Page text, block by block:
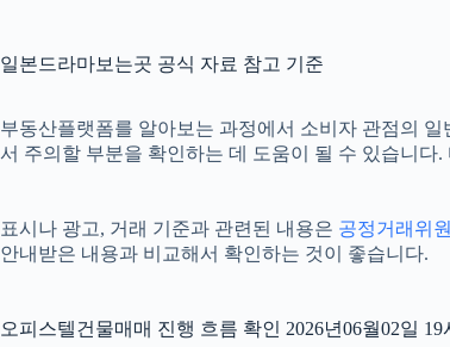
일본드라마보는곳 공식 자료 참고 기준
부동산플랫폼를 알아보는 과정에서 소비자 관점의
서 주의할 부분을 확인하는 데 도움이 될 수 있습니
표시나 광고, 거래 기준과 관련된 내용은 공정거래위
안내받은 내용과 비교해서 확인하는 것이 좋습니다.
오피스텔건물매매 진행 흐름 확인 2026년06월02일 19